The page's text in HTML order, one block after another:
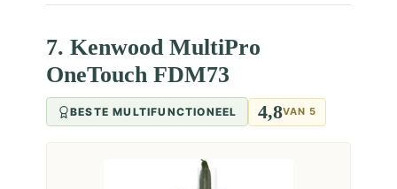
7. Kenwood MultiPro
OneTouch FDM73
BESTE MULTIFUNCTIONEEL 4,8VAN 5